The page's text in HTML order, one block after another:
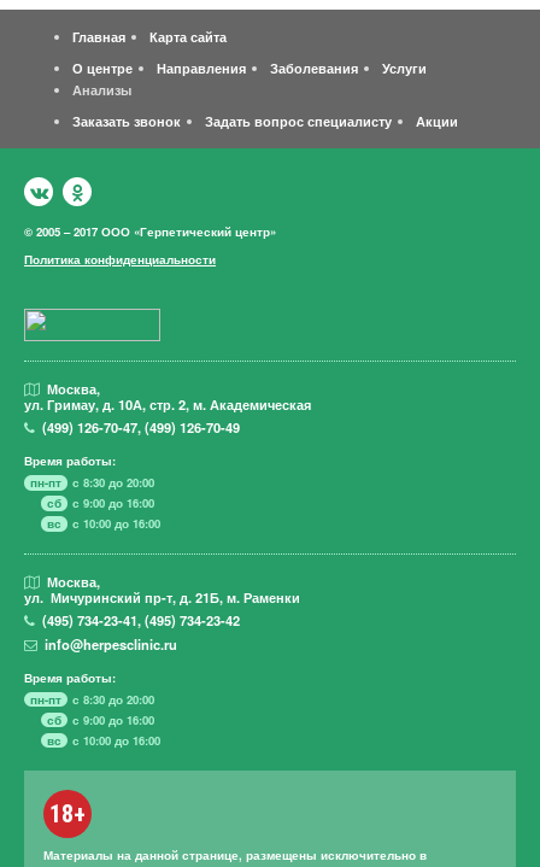
Главная
Карта сайта
О центре
Направления Заболевания
Услуги
Анализы
Заказать звонок
Задать вопрос специалисту Акции
© 2005 – 2017 ООО «Герпетический центр»
Политика конфиденциальности
Москва,
ул. Гримау, д. 10А, стр. 2, м. Академическая
(499)126-70-47,(499)126-70-49
Время работы:
пн-пт
с 8:30 до 20:00
сб
с 9:00 до 16:00
вс
с 10:00 до 16:00
Москва,
ул. Мичуринский пр-т, д. 21Б, м. Раменки
(495)734-23-41,(495)734-23-42
info@herpesclinic.ru
Время работы:
пн-пт
с 8:30 до 20:00
сб
с 9:00 до 16:00
вс
с 10:00 до 16:00
18+
Материалы на данной странице, размещены исключительно в